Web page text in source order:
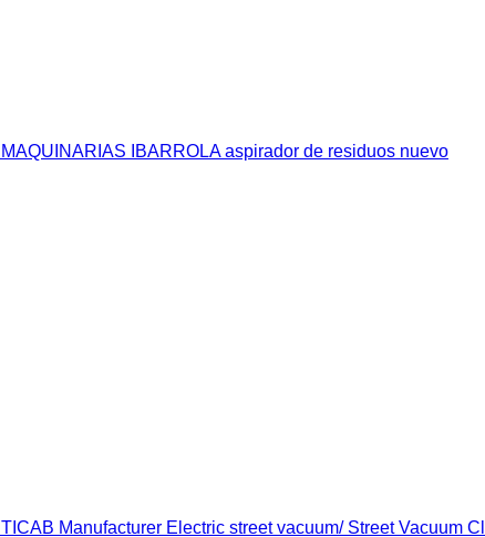
MAQUINARIAS IBARROLA aspirador de residuos nuevo
TICAB Manufacturer Electric street vacuum/ Street Vacuum